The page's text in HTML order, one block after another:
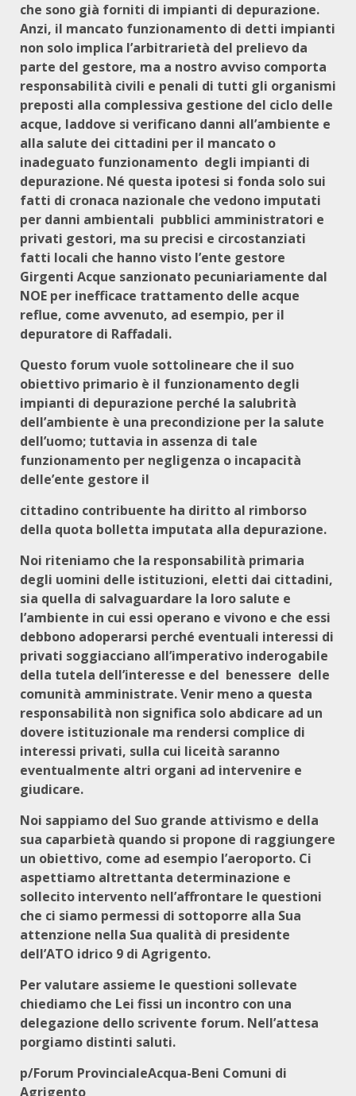
che sono già forniti di impianti di depurazione.
Anzi, il mancato funzionamento di detti impianti
non solo implica l’arbitrarietà del prelievo da
parte del gestore, ma a nostro avviso comporta
responsabilità civili e penali di tutti gli organismi
preposti alla complessiva gestione del ciclo delle
acque, laddove si verificano danni all’ambiente e
alla salute dei cittadini per il mancato o
inadeguato funzionamento degli impianti di
depurazione. Né questa ipotesi si fonda solo sui
fatti di cronaca nazionale che vedono imputati
per danni ambientali pubblici amministratori e
privati gestori, ma su precisi e circostanziati
fatti locali che hanno visto l’ente gestore
Girgenti Acque sanzionato pecuniariamente dal
NOE per inefficace trattamento delle acque
reflue, come avvenuto, ad esempio, per il
depuratore di Raffadali.
Questo forum vuole sottolineare che il suo
obiettivo primario è il funzionamento degli
impianti di depurazione perché la salubrità
dell’ambiente è una precondizione per la salute
dell’uomo; tuttavia in assenza di tale
funzionamento per negligenza o incapacità
delle’ente gestore il
cittadino contribuente ha diritto al rimborso
della quota bolletta imputata alla depurazione.
Noi riteniamo che la responsabilità primaria
degli uomini delle istituzioni, eletti dai cittadini,
sia quella di salvaguardare la loro salute e
l’ambiente in cui essi operano e vivono e che essi
debbono adoperarsi perché eventuali interessi di
privati soggiacciano all’imperativo inderogabile
della tutela dell’interesse e del benessere delle
comunità amministrate. Venir meno a questa
responsabilità non significa solo abdicare ad un
dovere istituzionale ma rendersi complice di
interessi privati, sulla cui liceità saranno
eventualmente altri organi ad intervenire e
giudicare.
Noi sappiamo del Suo grande attivismo e della
sua caparbietà quando si propone di raggiungere
un obiettivo, come ad esempio l’aeroporto. Ci
aspettiamo altrettanta determinazione e
sollecito intervento nell’affrontare le questioni
che ci siamo permessi di sottoporre alla Sua
attenzione nella Sua qualità di presidente
dell’ATO idrico 9 di Agrigento.
Per valutare assieme le questioni sollevate
chiediamo che Lei fissi un incontro con una
delegazione dello scrivente forum. Nell’attesa
porgiamo distinti saluti.
p/Forum ProvincialeAcqua-Beni Comuni di
Agrigento